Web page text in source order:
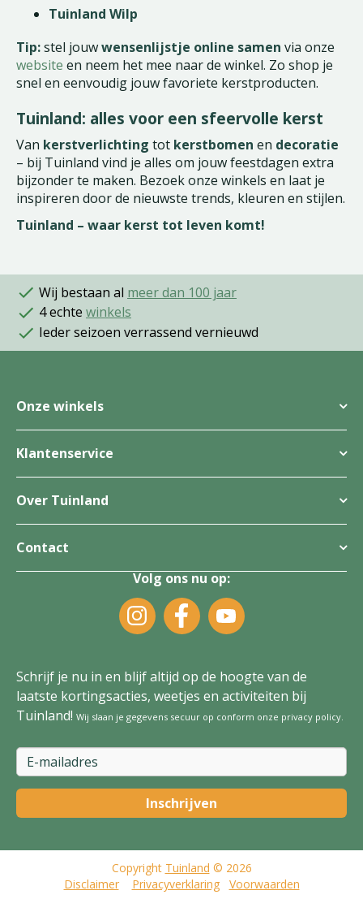
Tuinland Wilp
Tip:stel jouwwensenlijstje online samen via onze
website en neem het mee naar de winkel. Zo shop je
snel en eenvoudig jouw favoriete kerstproducten.
Tuinland: alles voor een sfeervolle kerst
Van kerstverlichting tot kerstbomen en decoratie
– bij Tuinland vind je alles om jouw feestdagen extra
bijzonder te maken. Bezoek onze winkels en laat je
inspireren door de nieuwste trends, kleuren en stijlen.
Tuinland – waar kerst tot leven komt!
Wij bestaan al meer dan 100 jaar
4 echte winkels
Ieder seizoen verrassend vernieuwd
Onze winkels
Klantenservice
Over Tuinland
Contact
Volg ons nu op:
Schrijf je nu in en blijf altijd op de hoogte van de
laatste kortingsacties, weetjes en activiteiten bij
Tuinland! Wij slaan je gegevens secuur op conform onze privacy policy
Copyright Tuinland © 2026
Disclaimer
Privacyverklaring
Voorwaarden